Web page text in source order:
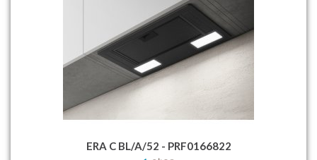
ERA C BL/A/52 - PRF0166822